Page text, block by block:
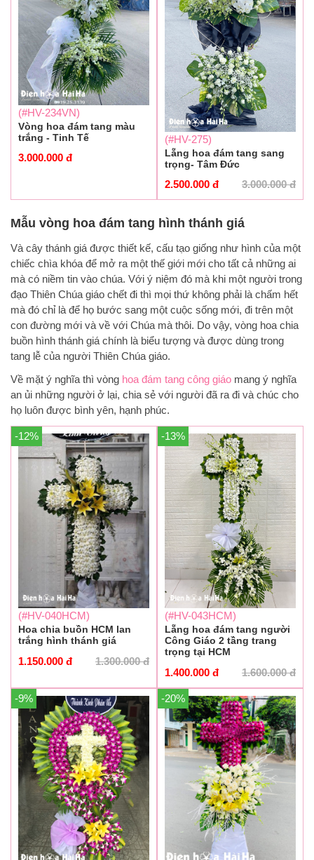
(#HV-234VN)
Vòng hoa đám tang màu
trắng - Tinh Tế
3.000.000 đ
(#HV-275)
Lẵng hoa đám tang sang
trọng- Tâm Đức
3.000.000đ
2.500.000 đ
Mẫu vòng hoa đám tang hình thánh giá
Và cây thánh giá được thiết kế, cấu tạo giống như hình của một
chiếc chìa khóa để mở ra một thế giới mới cho tất cả những ai
mà có niềm tin vào chúa. Với ý niệm đó mà khi một người trong
đạo Thiên Chúa giáo chết đi thì mọi thứ không phải là chấm hết
mà đó chỉ là để họ bước sang một cuộc sống mới, đi trên một
con đường mới và về với Chúa mà thôi. Do vậy, vòng hoa chia
buồn hình thánh giá chính là biểu tượng và được dùng trong
tang lễ của người Thiên Chúa giáo.
Về mặt ý nghĩa thì vòng hoa đám tang công giáo mang ý nghĩa
an ủi những người ở lại, chia sẻ với người đã ra đi và chúc cho
họ luôn được bình yên, hạnh phúc.
-12%
(#HV-040HCM)
Hoa chia buồn HCM lan
trắng hình thánh giá
1.300.000đ
1.150.000 đ
-13%
(#HV-043HCM)
Lẵng hoa đám tang người
Công Giáo 2 tầng trang
trọng tại HCM
1.600.000đ
1.400.000 đ
-9% -20%